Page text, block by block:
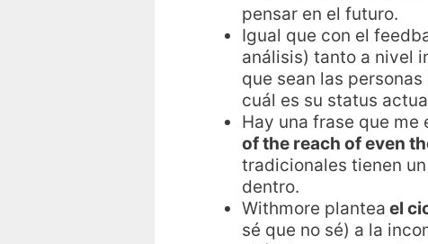
pensar en el futuro.
Igual que con el
análisis) tanto a nivel
que sean las
cuál es su status
Hay una frase que me
of the reach of even
tradicionales tienen
dentro.
Withmore plantea el
sé que no sé) a la